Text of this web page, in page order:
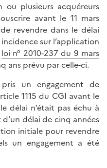
ou plusieurs acquéreurs
avant le 11 mars
revendre dans le délai
sur l’application
loi n° 2010-237 du 9 mars
ans prévu par celle-ci.
un engagement de
1115 du CGI avant le
délai n’était pas échu à
délai de cinq années
initiale pour revendre
un engagement a été